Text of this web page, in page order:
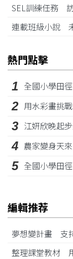
SEL訓練任務
連載班級小說
熱門點擊
1 全國小學田
2 用水彩畫挑
3 江姸欣晚起
4 農家變身天
5 全國小學田
編輯推荐
夢想變計畫 支
整理課堂教材